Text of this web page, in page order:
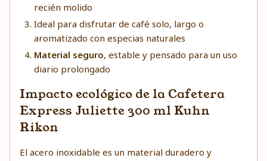
recién molido
Ideal para disfrutar de café solo, largo o
aromatizado con especias naturales
Material seguro, estable y pensado para un uso
diario prolongado
Impacto ecológico de la Cafetera
Express Juliette 300 ml Kuhn
Rikon
El acero inoxidable es un material duradero y